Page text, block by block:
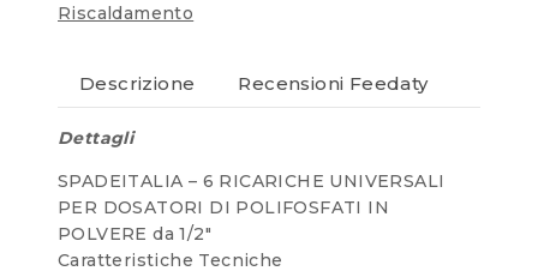
Riscaldamento
Descrizione Recensioni Feedaty
Dettagli
SPADEITALIA – 6 RICARICHE UNIVERSALI
PER DOSATORI DI POLIFOSFATI IN
POLVERE da 1/2″
Caratteristiche Tecniche